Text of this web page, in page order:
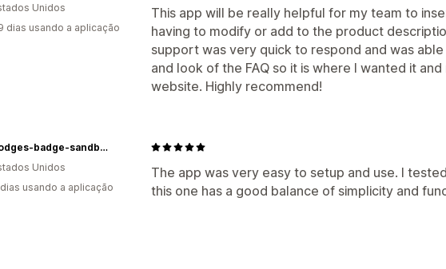
This app will be really helpful for my team to
having to modify or add to the product
support was very quick to respond and was
and look of the FAQ so it is where I wanted it
website. Highly recommend!
Unidos
dias usando a aplicação
The app was very easy to setup and use. I
this one has a good balance of simplicity and
hodges-badge-sandbox-uat
Unidos
usando a aplicação